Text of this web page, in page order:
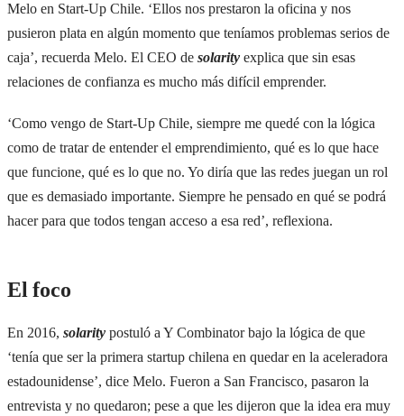
Melo en Start-Up Chile. ‘Ellos nos prestaron la oficina y nos
pusieron plata en algún momento que teníamos problemas serios de
caja’, recuerda Melo. El CEO de solarity explica que sin esas
relaciones de confianza es mucho más difícil emprender.
‘Como vengo de Start-Up Chile, siempre me quedé con la lógica
como de tratar de entender el emprendimiento, qué es lo que hace
que funcione, qué es lo que no. Yo diría que las redes juegan un rol
que es demasiado importante. Siempre he pensado en qué se podrá
hacer para que todos tengan acceso a esa red’, reflexiona.
El foco
En 2016, solarity postuló a Y Combinator bajo la lógica de que
‘tenía que ser la primera startup chilena en quedar en la aceleradora
estadounidense’, dice Melo. Fueron a San Francisco, pasaron la
entrevista y no quedaron; pese a que les dijeron que la idea era muy